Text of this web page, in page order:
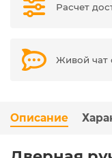
Расчет
Живой чат
Описание